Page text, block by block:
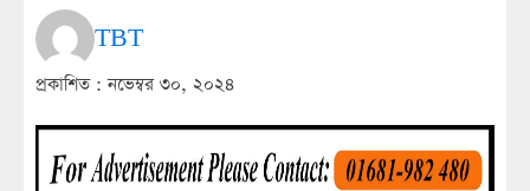
TBT
প্রকাশিত :নভেম্বর ৩০, ২০২৪